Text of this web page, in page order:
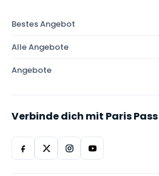
Bestes Angebot
Alle Angebote
Angebote
Verbinde dich mit Paris Pass